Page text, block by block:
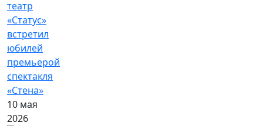
театр
«Статус»
встретил
юбилей
премьерой
спектакля
«Стена»
10 мая
2026